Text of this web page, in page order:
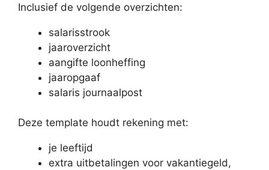
Inclusief de volgende overzichten:
salarisstrook
jaaroverzicht
aangifte loonheffing
jaaropgaaf
salaris journaalpost
Deze template houdt rekening met:
je leeftijd
extra uitbetalingen voor vakantiegeld,